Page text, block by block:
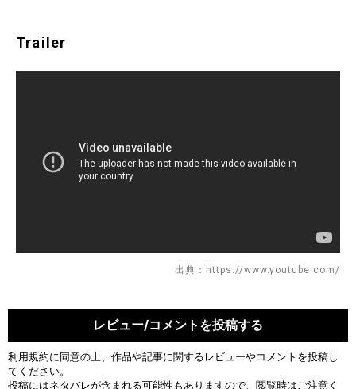
Trailer
出典：https://www.youtube.com/
レビュー/コメントを投稿する
利用規約に同意の上、作品や記事に関するレビューやコメントを投稿し
てください。
投稿にはネタバレが含まれる可能性もありますので、閲覧時はご注意く